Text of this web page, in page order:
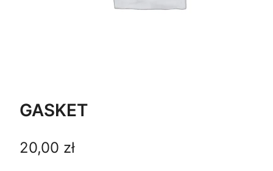
GASKET
20,00 zł